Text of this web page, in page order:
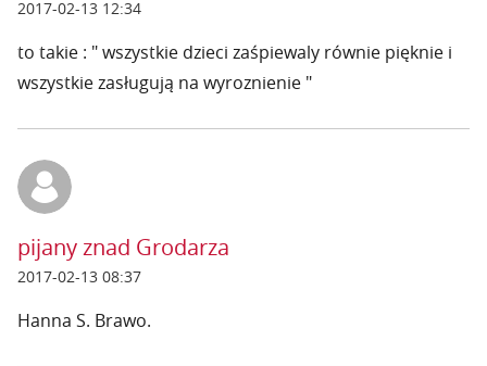
2017-02-13 12:34
to takie : " wszystkie dzieci zaśpiewaly równie pięknie i
wszystkie zasługują na wyroznienie "
pijany znad Grodarza
2017-02-13 08:37
Hanna S. Brawo.